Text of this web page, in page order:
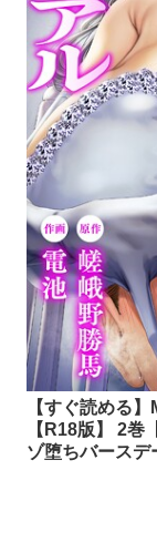
【すぐ読める
【R18版】 2巻
ゾ堕ちバースデ